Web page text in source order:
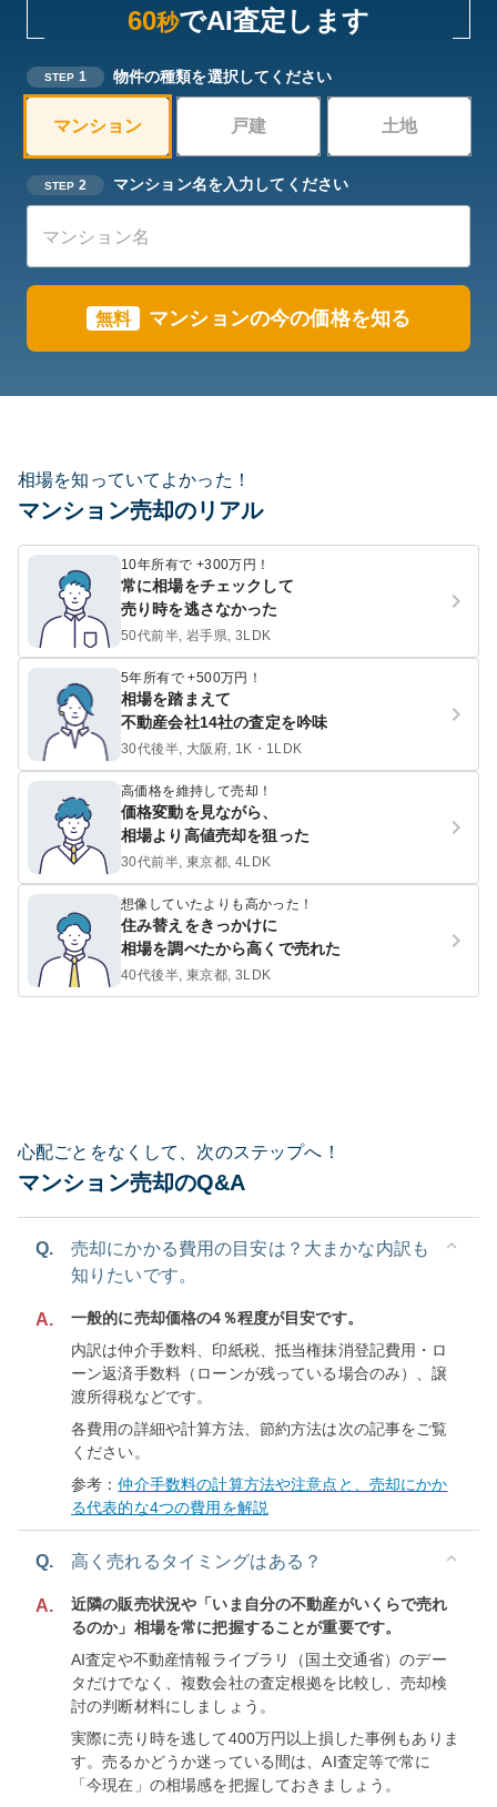
60秒でAI査定します
STEP 1 物件の種類を選択してください
マンション 戸建 土地
STEP 2 マンション名を入力してください
無料 マンションの今の価格を知る
相場を知っていてよかった！
マンション売却のリアル
10年所有で +300万円！
常に相場をチェックして
売り時を逃さなかった
50代前半, 岩手県, 3LDK
5年所有で +500万円！
相場を踏まえて
不動産会社14社の査定を吟味
30代後半, 大阪府, 1K・1LDK
高価格を維持して売却！
価格変動を見ながら、
相場より高値売却を狙った
30代前半, 東京都, 4LDK
想像していたよりも高かった！
住み替えをきっかけに
相場を調べたから高くで売れた
40代後半, 東京都, 3LDK
心配ごとをなくして、次のステップへ！
マンション売却のQ&A
Q.
売却にかかる費用の目安は？大まかな内訳も
知りたいです。
A.
一般的に売却価格の4％程度が目安です。
内訳は仲介手数料、印紙税、抵当権抹消登記費用・ロ
ーン返済手数料（ローンが残っている場合のみ）、譲
渡所得税などです。
各費用の詳細や計算方法、節約方法は次の記事をご覧
ください。
参考：仲介手数料の計算方法や注意点と、売却にかか
る代表的な4つの費用を解説
Q. 高く売れるタイミングはある？
A.
近隣の販売状況や「いま自分の不動産がいくらで売れ
るのか」相場を常に把握することが重要です。
AI査定や不動産情報ライブラリ（国土交通省）のデー
タだけでなく、複数会社の査定根拠を比較し、売却検
討の判断材料にしましょう。
実際に売り時を逃して400万円以上損した事例もありま
す。売るかどうか迷っている間は、AI査定等で常に
「今現在」の相場感を把握しておきましょう。